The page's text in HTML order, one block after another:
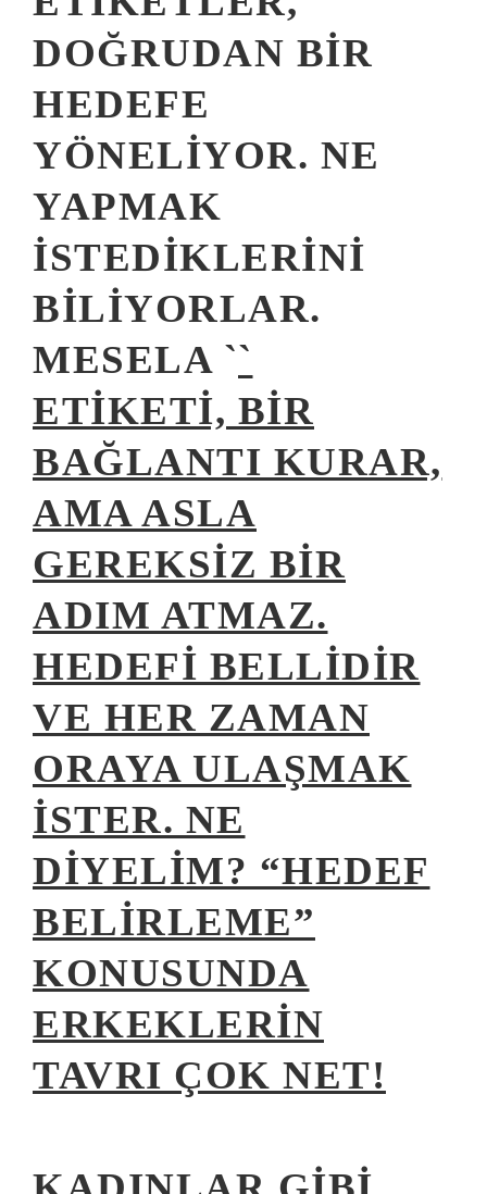
DOĞRUDAN BIR
HEDEFE
YÖNELIYOR. NE
YAPMAK
ISTEDIKLERINI
BILIYORLAR.
MESELA ``
ETIKETI, BIR
BAĞLANTI KURAR,
AMA ASLA
GEREKSIZ BIR
ADIM ATMAZ.
HEDEFI BELLIDIR
VE HER ZAMAN
ORAYA ULAŞMAK
ISTER. NE
DIYELIM? “HEDEF
BELIRLEME”
KONUSUNDA
ERKEKLERIN
TAVRI ÇOK NET!